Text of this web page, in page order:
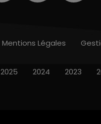
Mentions Légales
2025 2024 2023